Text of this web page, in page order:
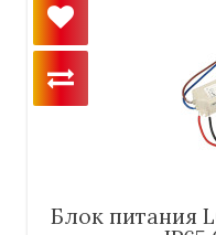
Блок питания